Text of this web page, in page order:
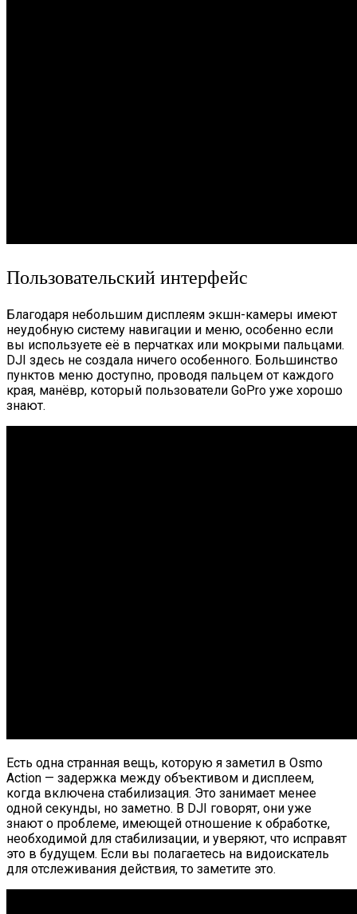
Пользовательский интерфейс
Благодаря небольшим дисплеям экшн-камеры имеют
неудобную систему навигации и меню, особенно если
вы используете её в перчатках или мокрыми пальцами.
DJI здесь не создала ничего особенного. Большинство
пунктов меню доступно, проводя пальцем от каждого
края, манёвр, который пользователи GoPro уже хорошо
знают.
Есть одна странная вещь, которую я заметил в Osmo
Action — задержка между объективом и дисплеем,
когда включена стабилизация. Это занимает менее
одной секунды, но заметно. В DJI говорят, они уже
знают о проблеме, имеющей отношение к обработке,
необходимой для стабилизации, и уверяют, что исправят
это в будущем. Если вы полагаетесь на видоискатель
для отслеживания действия, то заметите это.